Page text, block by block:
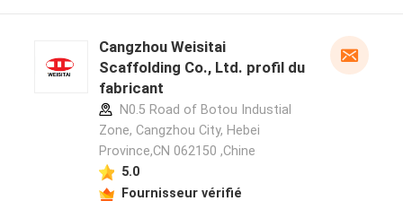
Cangzhou Weisitai
Scaffolding Co., Ltd. profil du
fabricant
N0.5 Road of Botou Industial
Zone, Cangzhou City, Hebei
Province,CN 062150 ,Chine
5.0
Fournisseur vérifié